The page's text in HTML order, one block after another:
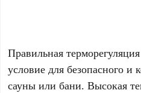
Правильная
условие для безопасного
сауны или бани. Высокая